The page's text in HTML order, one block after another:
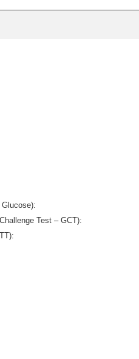
Test – GCT):